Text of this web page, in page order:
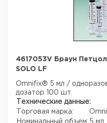
4617053V Браун
SOLO LF
Omnifix® 5 мл /
дозатор 100 шт.
Технические данные:
Торговая марка:
Номинальный объем: 5 мл